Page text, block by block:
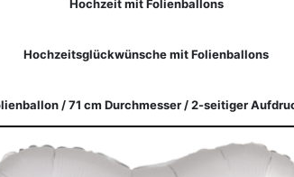
Hochzeit mit Folienballons
Hochzeitsglückwünsche mit Folienballons
/ 71 cm Durchmesser / 2-seitiger